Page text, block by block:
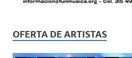
OFERTA DE ARTISTAS